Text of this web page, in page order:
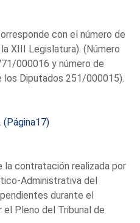
con el número de
XIII Legislatura). (Número
000016 y número de
Diputados 251/000015).
(Página17)
contratación realizada por
Administrativa del
durante el
Pleno del Tribunal de